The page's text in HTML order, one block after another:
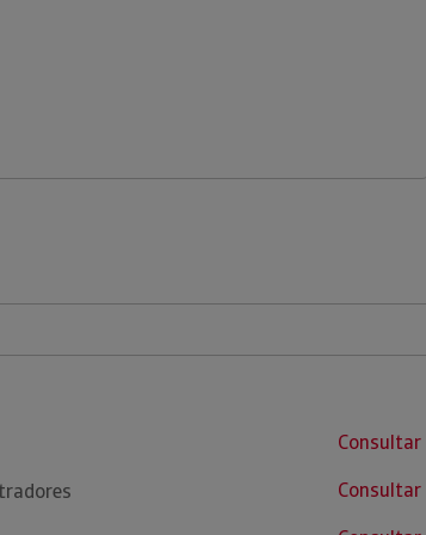
Consultar
Consultar